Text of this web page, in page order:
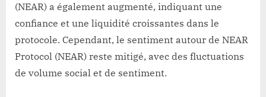
(NEAR) a également augmenté, indiquant une
confiance et une liquidité croissantes dans le
protocole. Cependant, le sentiment autour de NEAR
Protocol (NEAR) reste mitigé, avec des fluctuations
de volume social et de sentiment.